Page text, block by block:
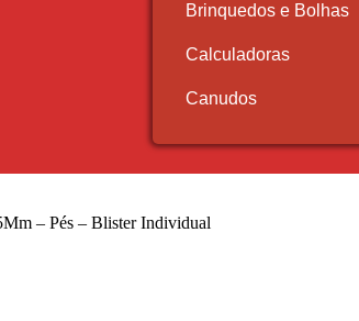
Brinquedos e Bolhas
Calculadoras
Canudos
– Pés – Blister Individual